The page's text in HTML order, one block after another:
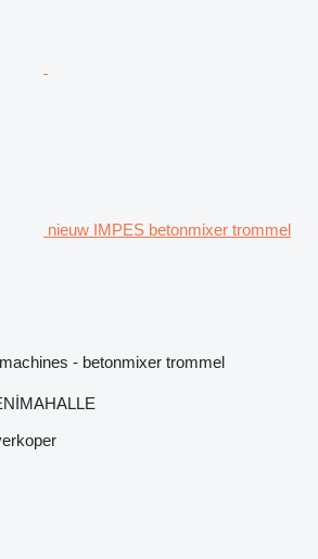
nieuw IMPES betonmixer trommel
- betonmixer trommel